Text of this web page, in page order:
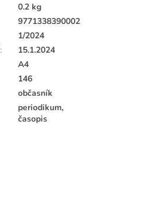
0.2 kg
9771338390002
1/2024
:
15.1.2024
A4
146
občasník
periodikum,
časopis